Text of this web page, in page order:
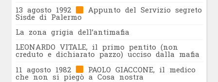
13 agosto 1992
Appunto del Servizio segreto
Sisde di Palermo
La zona grigia dell’antimafia
LEONARDO VITALE, il primo pentito (non
creduto e dichiarato pazzo) ucciso dalla mafia
11 agosto 1982
PAOLO GIACCONE, il medico
che non si piegò a Cosa nostra